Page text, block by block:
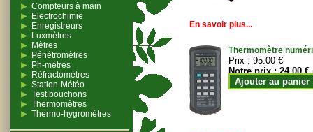
Compteurs à main
Electrochimie
Enregistreurs
Luxmètres
Mètres
Pénétromètres
Ph-mètres
Réfractomètres
Station-Météo
Test bouchons
Thermomètres
Thermo-hygromètres
En savoir plus...
Thermomètre
Prix :95.00 €
Notre prix :24.00 €
Ajouter au panier